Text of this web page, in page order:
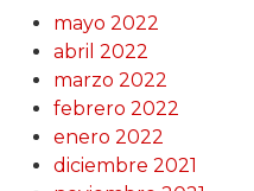
mayo 2022
abril 2022
marzo 2022
febrero 2022
enero 2022
diciembre 2021